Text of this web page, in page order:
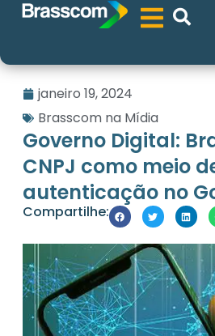
janeiro 19, 2024
Brasscom na Mídia
Governo Digital:
CNPJ como meio
autenticação no
Compartilhe: